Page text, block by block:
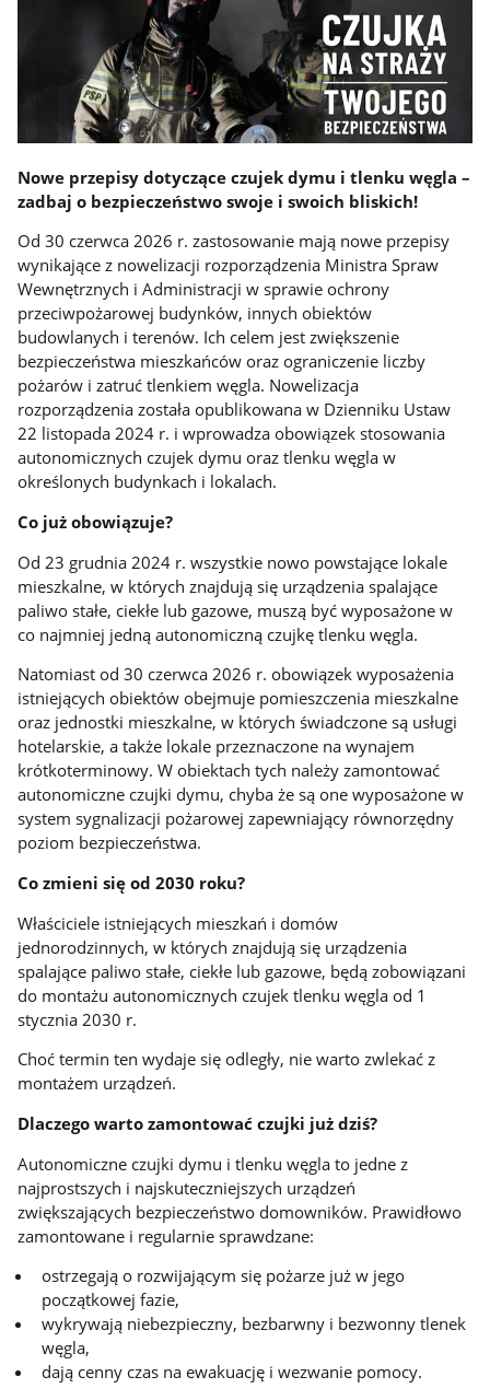
Nowe przepisy dotyczące czujek dymu i tlenku węgla –
zadbaj o bezpieczeństwo swoje i swoich bliskich!
Od 30 czerwca 2026 r. zastosowanie mają nowe przepisy
wynikające z nowelizacji rozporządzenia Ministra Spraw
Wewnętrznych i Administracji w sprawie ochrony
przeciwpożarowej budynków, innych obiektów
budowlanych i terenów. Ich celem jest zwiększenie
bezpieczeństwa mieszkańców oraz ograniczenie liczby
pożarów i zatruć tlenkiem węgla. Nowelizacja
rozporządzenia została opublikowana w Dzienniku Ustaw
22 listopada 2024 r. i wprowadza obowiązek stosowania
autonomicznych czujek dymu oraz tlenku węgla w
określonych budynkach i lokalach.
Co już obowiązuje?
Od 23 grudnia 2024 r. wszystkie nowo powstające lokale
mieszkalne, w których znajdują się urządzenia spalające
paliwo stałe, ciekłe lub gazowe, muszą być wyposażone w
co najmniej jedną autonomiczną czujkę tlenku węgla.
Natomiast od 30 czerwca 2026 r. obowiązek wyposażenia
istniejących obiektów obejmuje pomieszczenia mieszkalne
oraz jednostki mieszkalne, w których świadczone są usługi
hotelarskie, a także lokale przeznaczone na wynajem
krótkoterminowy. W obiektach tych należy zamontować
autonomiczne czujki dymu, chyba że są one wyposażone w
system sygnalizacji pożarowej zapewniający równorzędny
poziom bezpieczeństwa.
Co zmieni się od 2030 roku?
Właściciele istniejących mieszkań i domów
jednorodzinnych, w których znajdują się urządzenia
spalające paliwo stałe, ciekłe lub gazowe, będą zobowiązani
do montażu autonomicznych czujek tlenku węgla od 1
stycznia 2030 r.
Choć termin ten wydaje się odległy, nie warto zwlekać z
montażem urządzeń.
Dlaczego warto zamontować czujki już dziś?
Autonomiczne czujki dymu i tlenku węgla to jedne z
najprostszych i najskuteczniejszych urządzeń
zwiększających bezpieczeństwo domowników. Prawidłowo
zamontowane i regularnie sprawdzane:
ostrzegają o rozwijającym się pożarze już w jego
początkowej fazie,
wykrywają niebezpieczny, bezbarwny i bezwonny tlenek
węgla,
dają cenny czas na ewakuację i wezwanie pomocy.